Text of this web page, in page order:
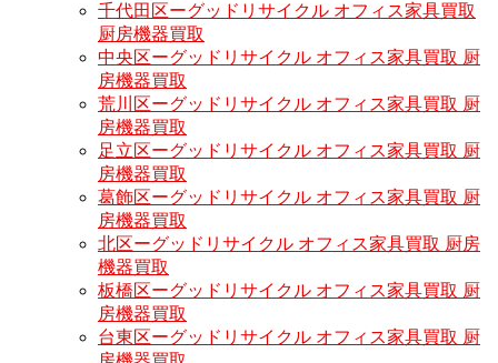
千代田区ーグッドリサイクル オフィス家具買取
厨房機器買取
中央区ーグッドリサイクル オフィス家具買取 厨
房機器買取
荒川区ーグッドリサイクル オフィス家具買取 厨
房機器買取
足立区ーグッドリサイクル オフィス家具買取 厨
房機器買取
葛飾区ーグッドリサイクル オフィス家具買取 厨
房機器買取
北区ーグッドリサイクル オフィス家具買取 厨房
機器買取
板橋区ーグッドリサイクル オフィス家具買取 厨
房機器買取
台東区ーグッドリサイクル オフィス家具買取 厨